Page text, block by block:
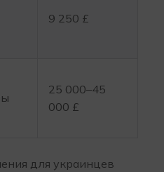
9 250 £
25 000–45
000 £
для украинцев